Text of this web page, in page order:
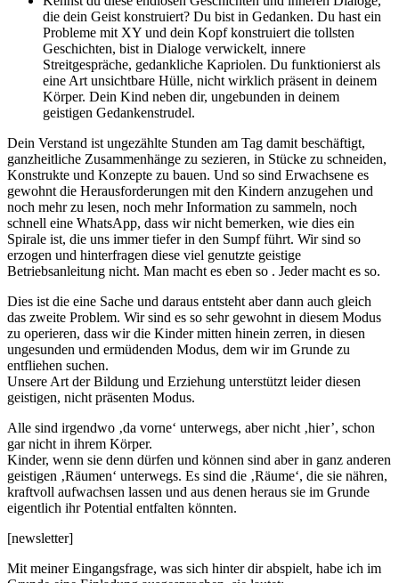
die dein Geist konstruiert? Du bist in Gedanken. Du hast ein
Probleme mit XY und dein Kopf konstruiert die tollsten
Geschichten, bist in Dialoge verwickelt, innere
Streitgespräche, gedankliche Kapriolen. Du funktionierst als
eine Art unsichtbare Hülle, nicht wirklich präsent in deinem
Körper. Dein Kind neben dir, ungebunden in deinem
geistigen Gedankenstrudel.
Dein Verstand ist ungezählte Stunden am Tag damit beschäftigt,
ganzheitliche Zusammenhänge zu sezieren, in Stücke zu schneiden,
Konstrukte und Konzepte zu bauen. Und so sind Erwachsene es
gewohnt die Herausforderungen mit den Kindern anzugehen und
noch mehr zu lesen, noch mehr Information zu sammeln, noch
schnell eine WhatsApp, dass wir nicht bemerken, wie dies ein
Spirale ist, die uns immer tiefer in den Sumpf führt. Wir sind so
erzogen und hinterfragen diese viel genutzte geistige
Betriebsanleitung nicht. Man macht es eben so . Jeder macht es so.
Dies ist die eine Sache und daraus entsteht aber dann auch gleich
das zweite Problem. Wir sind es so sehr gewohnt in diesem Modus
zu operieren, dass wir die Kinder mitten hinein zerren, in diesen
ungesunden und ermüdenden Modus, dem wir im Grunde zu
entfliehen suchen.
Unsere Art der Bildung und Erziehung unterstützt leider diesen
geistigen, nicht präsenten Modus.
Alle sind irgendwo ‚da vorne‘ unterwegs, aber nicht ‚hier’, schon
gar nicht in ihrem Körper.
Kinder, wenn sie denn dürfen und können sind aber in ganz anderen
geistigen ‚Räumen‘ unterwegs. Es sind die ‚Räume‘, die sie nähren,
kraftvoll aufwachsen lassen und aus denen heraus sie im Grunde
eigentlich ihr Potential entfalten könnten.
[newsletter]
Mit meiner Eingangsfrage, was sich hinter dir abspielt, habe ich im